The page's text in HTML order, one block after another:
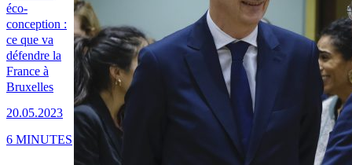
éco-
conception :
ce que va
défendre la
France à
Bruxelles
20.05.2023
6 MINUTES